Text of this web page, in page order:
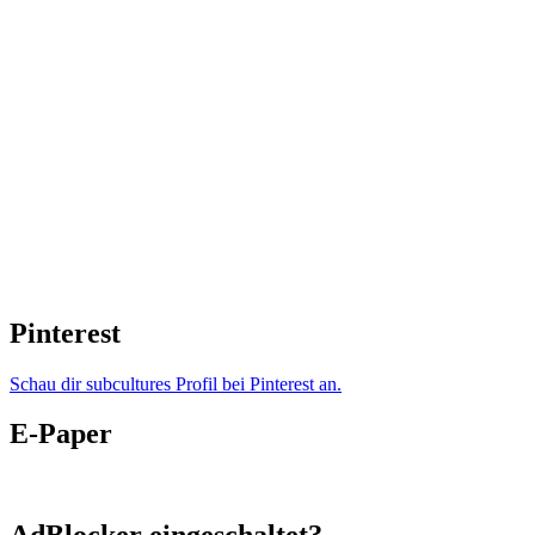
Pinterest
Schau dir subcultures Profil bei Pinterest an.
E-Paper